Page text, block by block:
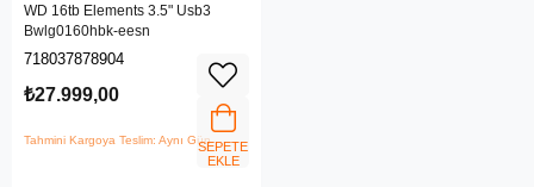
WD 16tb Elements 3.5" Usb3
Bwlg0160hbk-eesn
718037878904
₺27.999,00
Tahmini Kargoya Teslim: Aynı GünSEPETE
EKLE